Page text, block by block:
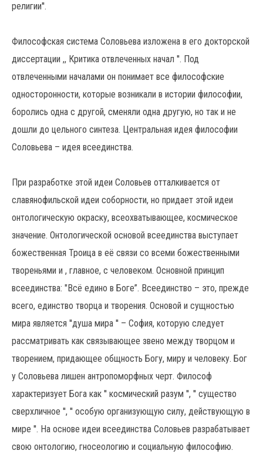
религии''.
Философская система Соловьева изложена в его докторской
диссертации ,, Критика отвлеченных начал ''. Под
отвлеченными началами он понимает все философские
односторонности, которые возникали в истории философии,
боролись одна с другой, сменяли одна другую, но так и не
дошли до цельного синтеза. Центральная идея философии
Соловьева – идея всеединства.
При разработке этой идеи Соловьев отталкивается от
славянофильской идеи соборности, но придает этой идеи
онтологическую окраску, всеохватывающее, космическое
значение. Онтологической основой всеединства выступает
божественная Троица в её связи со всеми божественными
твореньями и , главное, с человеком. Основной принцип
всеединства: "Всё едино в Боге”. Всеединство – это, прежде
всего, единство творца и творения. Основой и сущностью
мира является ''душа мира '' – София, которую следует
рассматривать как связывающее звено между творцом и
творением, придающее общность Богу, миру и человеку. Бог
у Соловьева лишен антропоморфных черт. Философ
характеризует Бога как '' космический разум '', '' существо
сверхличное '', '' особую организующую силу, действующую в
мире ''. На основе идеи всеединства Соловьев разрабатывает
свою онтологию, гносеологию и социальную философию.